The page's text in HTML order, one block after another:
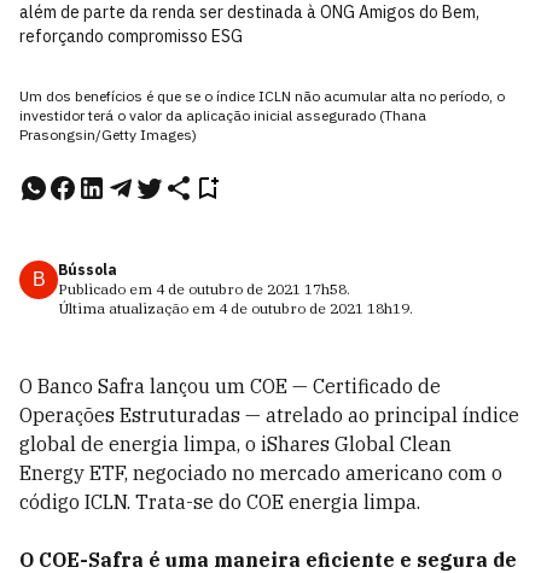
além de parte da renda ser destinada à ONG Amigos do Bem,
reforçando compromisso ESG
Um dos benefícios é que se o índice ICLN não acumular alta no período, o
investidor terá o valor da aplicação inicial assegurado (Thana
Prasongsin/Getty Images)
B
Bússola
Publicado em 4 de outubro de 2021 17h58.
Última atualização em 4 de outubro de 2021 18h19.
O Banco Safra lançou um COE — Certificado de
Operações Estruturadas — atrelado ao principal índice
global de energia limpa, o iShares Global Clean
Energy ETF, negociado no mercado americano com o
código ICLN. Trata-se do COE energia limpa.
O COE-Safra é uma maneira eficiente e segura de